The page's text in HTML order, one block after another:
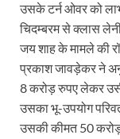
उसके टर्न ओवर को
चिदम्बरम से क्लास
जय शाह के मामले की
प्रकाश जावड़ेकर ने
8 करोड़ रुपए लेकर
उसका भू-उपयोग
उसकी कीमत 50